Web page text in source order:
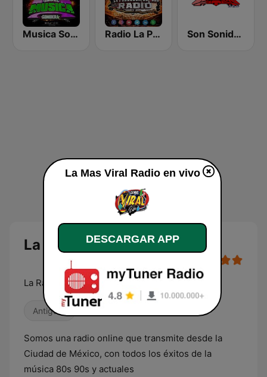
Musica Sonidera Radio La Poderosa De Gro Son Sonidero Radio
La Mas Viral Radio en vivo
La Radio Con Actitud
Antiguas
Somos una radio online que transmite desde la
Ciudad de México, con todos los éxitos de la
música 80s 90s y actuales
La Mas Viral Radio en vivo
DESCARGAR APP